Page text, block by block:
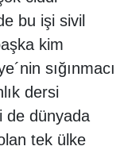
bu işi sivil
kim
sığınmacı
dersi
de dünyada
tek ülke